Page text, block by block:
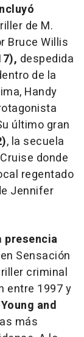
de M.
Bruce Willis
despedida
de la
Handy
último gran
, la secuela
donde
regentado
Jennifer
presencia
Sensación
criminal
entre 1997 y
and
más